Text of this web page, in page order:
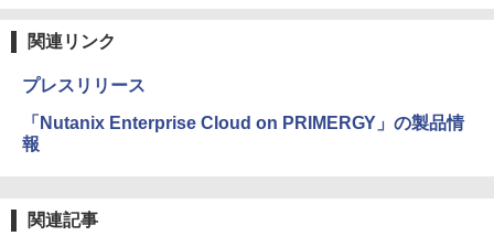
関連リンク
プレスリリース
「Nutanix Enterprise Cloud on PRIMERGY」の製品情
報
関連記事